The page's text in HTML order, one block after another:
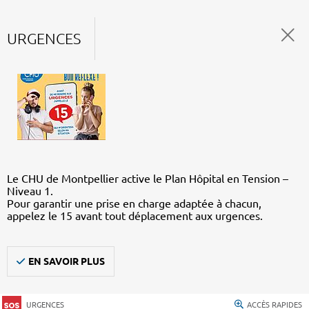
URGENCES
Le CHU de Montpellier active le Plan Hôpital en Tension –
Niveau 1.
Pour garantir une prise en charge adaptée à chacun,
appelez le 15 avant tout déplacement aux urgences.
EN SAVOIR PLUS
URGENCES ACCÈS RAPIDES